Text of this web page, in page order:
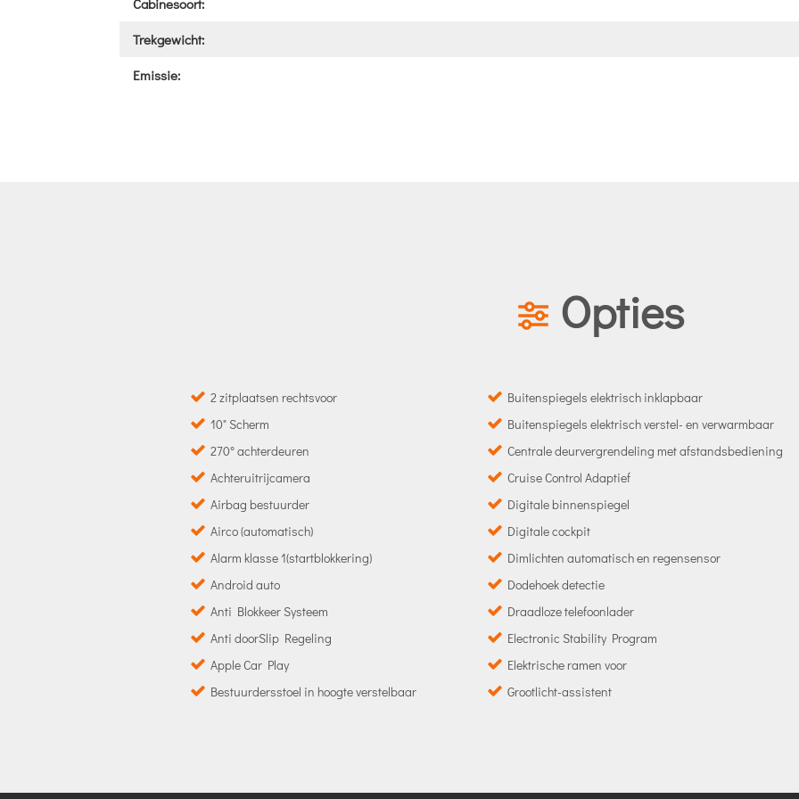
Trekgewicht:
Emissie:
Opties
2 zitplaatsen rechtsvoor
10" Scherm
270° achterdeuren
Achteruitrijcamera
Airbag bestuurder
Airco (automatisch)
Alarm klasse 1(startblokkering)
Android auto
Anti Blokkeer Systeem
Anti doorSlip Regeling
Apple Car Play
Bestuurdersstoel in hoogte verstelbaar
Buitenspiegels elektrisch inklapbaar
Buitenspiegels elektrisch verstel- en verwarmbaar
Centrale deurvergrendeling met afstandsbediening
Cruise Control Adaptief
Digitale binnenspiegel
Digitale cockpit
Dimlichten automatisch en regensensor
Dodehoek detectie
Draadloze telefoonlader
Electronic Stability Program
Elektrische ramen voor
Grootlicht-assistent